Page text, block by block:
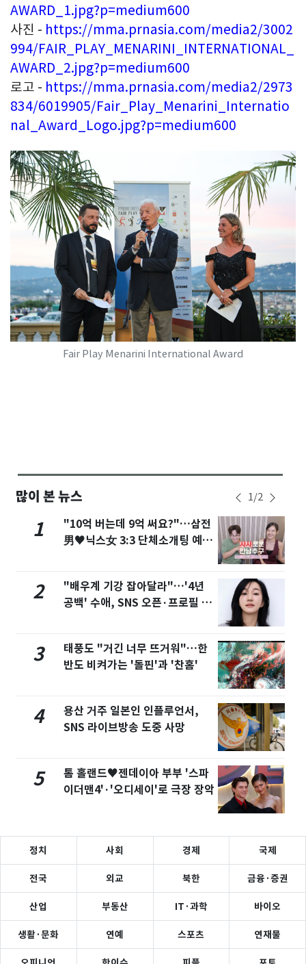
AWARD_1.jpg?p=medium600
사진 - https://mma.prnasia.com/media2/3002
994/FAIR_PLAY_MENARINI_INTERNATIONAL_
AWARD_2.jpg?p=medium600
로고 - https://mma.prnasia.com/media2/2973
834/6019905/Fair_Play_Menarini_Internatio
nal_Award_Logo.jpg?p=medium600
Fair Play Menarini International Award
많이 본 뉴스 1/2
1
"10억 버는데 9억 써요?"…삼전
男♥닉스女 3:3 단체소개팅 예능
2
"배우계 기강 잡아달라"…'4년
공백' 수애, SNS 오픈·프로필 공
3
태풍도 "거긴 너무 뜨거워"…한
반도 비켜가는 '돌핀'과 '찬홈'
4
용산 거주 일본인 인플루언서,
SNS 라이브방송 도중 사망
5
톰 홀랜드♥젠데이아 부부 '스파
이더맨4'·'오디세이'로 극장 장악
정치 사회 경제 국제
전국 외교 북한 금융·증권
산업 부동산 IT·과학 바이오
생활·문화 연예 스포츠 연재물